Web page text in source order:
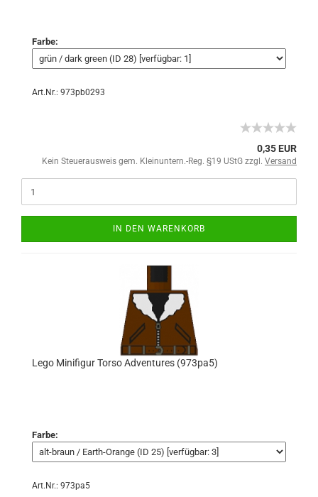
Farbe:
Art.Nr.: 973pb0293
0,35 EUR
Kein Steuerausweis gem. Kleinuntern.-Reg. §19 UStG zzgl. Versand
IN DEN WARENKORB
Lego Minifigur Torso Adventures (973pa5)
Farbe:
Art.Nr.: 973pa5